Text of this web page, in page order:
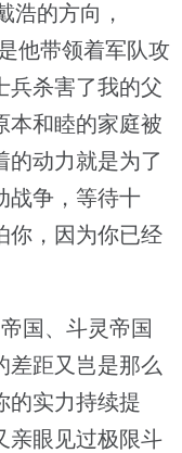
的方向，
他带领着军队攻
兵杀害了我的父
本和睦的家庭被
的动力就是为了
战争，等待十
你，因为你已经
国、斗灵帝国
差距又岂是那么
的实力持续提
亲眼见过极限斗